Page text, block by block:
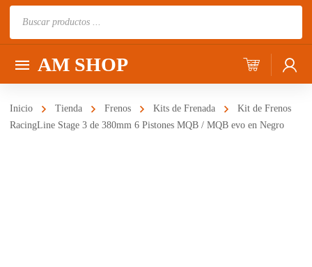
AM SHOP
Inicio Tienda Frenos Kits de Frenada
Kit de Frenos
RacingLine Stage 3 de 380mm 6 Pistones MQB / MQB evo en Negro